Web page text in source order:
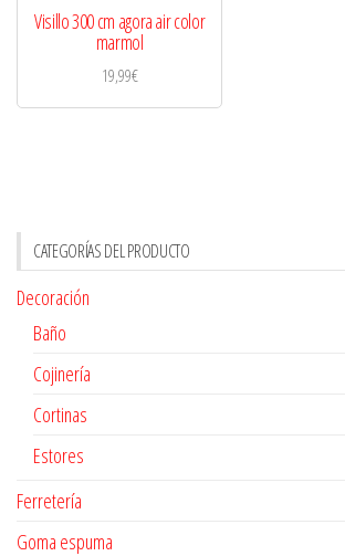
Visillo 300 cm agora air color
marmol
19,99€
CATEGORÍAS DEL PRODUCTO
Decoración
Baño
Cojinería
Cortinas
Estores
Ferretería
Goma espuma